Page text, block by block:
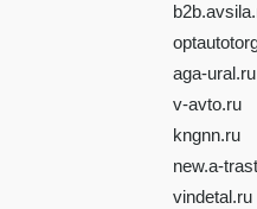
aga-ural.ru
v-avto.ru
kngnn.ru
new.a-
vindetal.ru